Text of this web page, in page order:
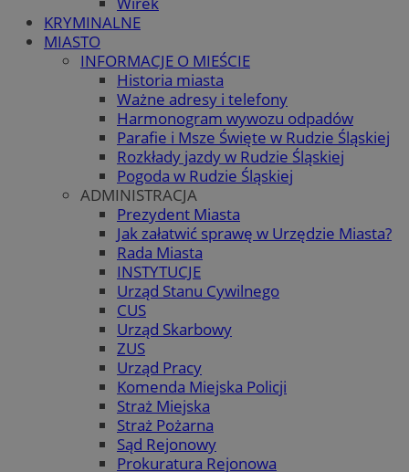
KRYMINALNE
MIASTO
INFORMACJE O MIEŚCIE
Historia miasta
Ważne adresy i telefony
Harmonogram wywozu odpadów
Parafie i Msze Święte w Rudzie Śląskiej
Rozkłady jazdy w Rudzie Śląskiej
Pogoda w Rudzie Śląskiej
ADMINISTRACJA
Prezydent Miasta
Jak załatwić sprawę w Urzędzie Miasta?
Rada Miasta
INSTYTUCJE
Urząd Stanu Cywilnego
CUS
Urząd Skarbowy
ZUS
Urząd Pracy
Komenda Miejska Policji
Straż Miejska
Straż Pożarna
Sąd Rejonowy
Prokuratura Rejonowa